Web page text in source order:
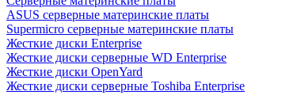
ASUS серверные материнские платы
Supermicro серверные материнские платы
Жесткие диски Enterprise
Жесткие диски серверные WD Enterprise
Жесткие диски OpenYard
Жесткие диски серверные Toshiba Enterprise